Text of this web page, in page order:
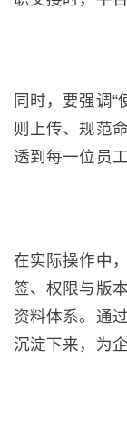
同时，要强调
则上传、规范
透到每一位员
在实际操作中
签、权限与版
资料体系。通
沉淀下来，为